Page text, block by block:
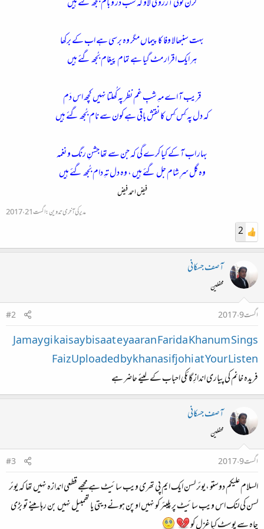
کرن کوئی آرزو کی لاؤ کہ سب در و بام بُجھ گئے ہیں
بہت سنبھالا وفا کا پیماں مگر وہ برسی ہے اب کے برکھا
ہر ایک اقرار مٹ گیا ہے تمام پیغام بُجھ گئے ہیں
قریب آ اے مہِ شبِ غم نظر پہ کُھلتا نہیں کچھ اس دَم
کہ دل پہ کِس کِس کا نقش باقی ہے کون سے نام بُجھ گئے ہیں
بہار اب آ کے کیا کرے گی کہ جن سے تھا جشنِ رنگ و نغمہ
وہ گل سرِ شام جل گئے ہیں ، وہ دل تہِ دام بُجھ گئے ہیں
فیض احمد فیض
مدیر کی آخری تدوین:اگست 21، 2017
2
آصف جسکانی
محفلین
اگست 9، 2017
#2
Jamay gi kaisay bisaat e yaaran Farida Khanum Sings
Faiz Uploaded by khanasifjohi at Your Listen
فریدہ خانم کی پیاری اندازِ گائکی احباب کے لیئے حاضر ہے
آصف جسکانی
محفلین
اگست 9، 2017
#3
السلام علیکم دوستو ،یوئر لسن ایک ایم پی تھری ویب سائیٹ ہے مجھے قطعی اندازہ نہیں تھا کہ یوئر
لسن کی لنک اس ویب سائیٹ پر پلیئر کو نہیں اوپن ہونے دیتی یا تھمبیل نہیں بن رہا مینے تو بڑی
چاہ سے پوسٹ کیا غزل کو